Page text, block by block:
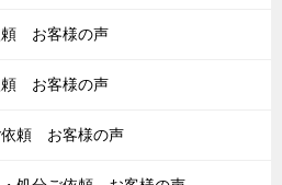
頼 お客様の声
頼 お客様の声
依頼 お客様の声